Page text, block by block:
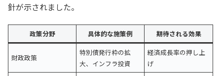
針が示されました。
政策分野 具体的な施策例 期待される効果
財政政策
特別債発行枠の拡
大、インフラ投資
経済成長率の押し上
げ